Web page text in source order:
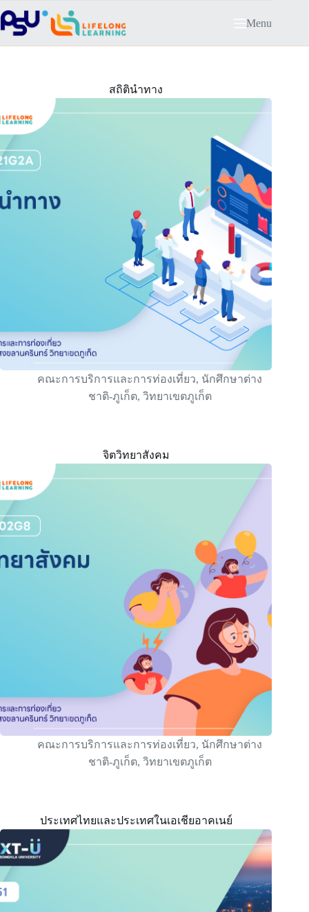
to
content
Menu
สถิตินำทาง
คณะการบริการและการท่องเที่ยว, นักศึกษาต่าง
ชาติ-ภูเก็ต, วิทยาเขตภูเก็ต
จิตวิทยาสังคม
คณะการบริการและการท่องเที่ยว, นักศึกษาต่าง
ชาติ-ภูเก็ต, วิทยาเขตภูเก็ต
ประเทศไทยและประเทศในเอเชียอาคเนย์